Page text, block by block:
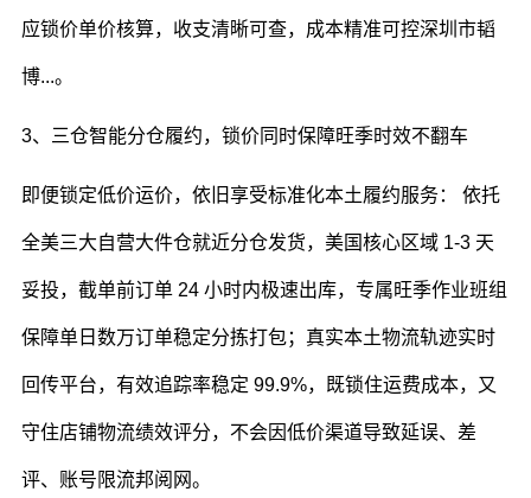
应锁价单价核算，收支清晰可查，成本精准可控深圳市韬
博...。
3、三仓智能分仓履约，锁价同时保障旺季时效不翻车
即便锁定低价运价，依旧享受标准化本土履约服务： 依托
全美三大自营大件仓就近分仓发货，美国核心区域 1-3 天
妥投，截单前订单 24 小时内极速出库，专属旺季作业班组
保障单日数万订单稳定分拣打包；真实本土物流轨迹实时
回传平台，有效追踪率稳定 99.9%，既锁住运费成本，又
守住店铺物流绩效评分，不会因低价渠道导致延误、差
评、账号限流邦阅网。